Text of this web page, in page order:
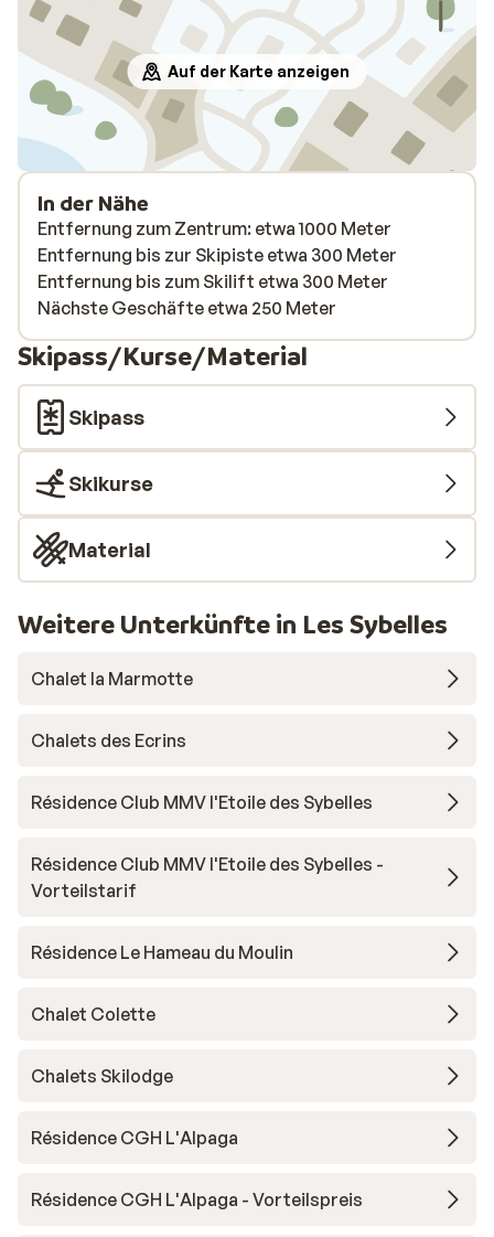
Auf der Karte anzeigen
In der Nähe
Entfernung zum Zentrum: etwa 1000 Meter
Entfernung bis zur Skipiste etwa 300 Meter
Entfernung bis zum Skilift etwa 300 Meter
Nächste Geschäfte etwa 250 Meter
Skipass/Kurse/Material
Skipass
Skikurse
Material
Weitere Unterkünfte in Les Sybelles
Chalet la Marmotte
Chalets des Ecrins
Résidence Club MMV l'Etoile des Sybelles
Résidence Club MMV l'Etoile des Sybelles -
Vorteilstarif
Résidence Le Hameau du Moulin
Chalet Colette
Chalets Skilodge
Résidence CGH L'Alpaga
Résidence CGH L'Alpaga - Vorteilspreis